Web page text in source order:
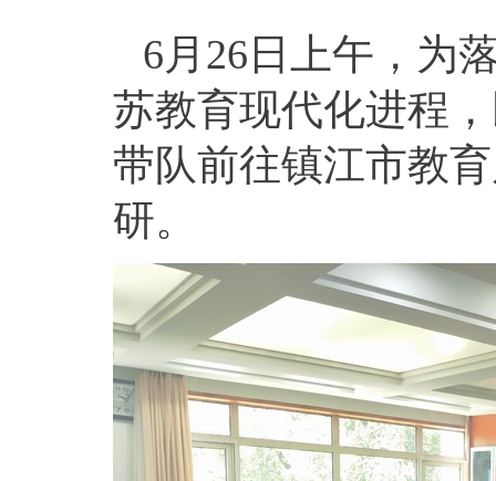
6月26日上午，为
苏教育现代化进程
带队前往镇江市教
研。